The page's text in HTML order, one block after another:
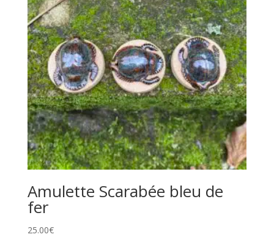
Amulette Scarabée bleu de
fer
25.00€